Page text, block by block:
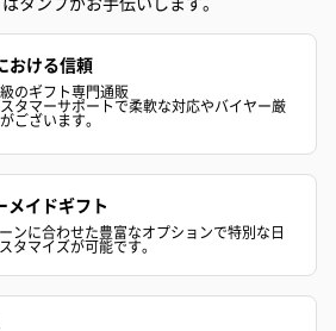
してお届けします。
などのシーンにおすすめです。
おける信頼
のギフト専門通販
タマーサポートで柔軟な対応やバイヤー厳
ございます。
メイドギフト
ンに合わせた豊富なオプションで特別な日
タマイズが可能です。